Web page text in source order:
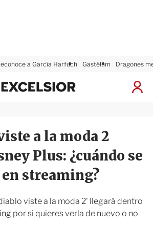
a García Harfuch Gastélum Dragones
I
S
ó
n
x
i
r
a la moda 2
Plus: ¿cuándo se
streaming?
viste a la moda 2' llegará dentro
por si quieres verla de nuevo o no